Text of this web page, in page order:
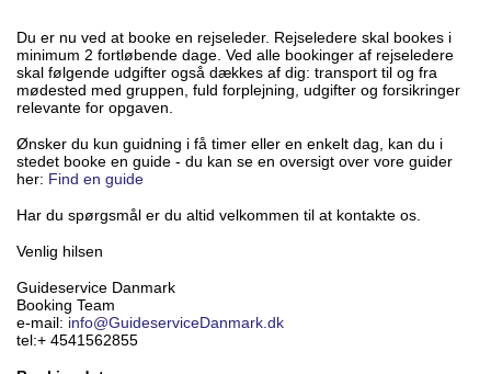
Du er nu ved at booke en rejseleder. Rejseledere skal bookes i
minimum 2 fortløbende dage. Ved alle bookinger af rejseledere
skal følgende udgifter også dækkes af dig: transport til og fra
mødested med gruppen, fuld forplejning, udgifter og forsikringer
relevante for opgaven.
Ønsker du kun guidning i få timer eller en enkelt dag, kan du i
stedet booke en guide - du kan se en oversigt over vore guider
her: Find en guide
Har du spørgsmål er du altid velkommen til at kontakte os.
Venlig hilsen
Guideservice Danmark
Booking Team
e-mail: info@GuideserviceDanmark.dk
tel:+ 4541562855